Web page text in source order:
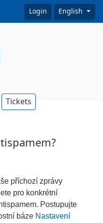
Login English
Tickets
příchozí zprávy
pro konkrétní
Postupujte
báze Nastavení